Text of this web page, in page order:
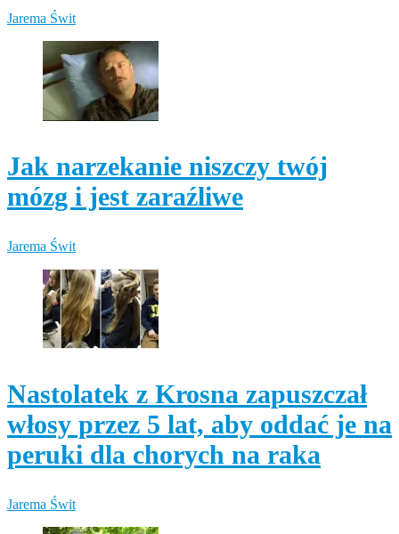
Jarema Świt
Jak narzekanie niszczy twój
mózg i jest zaraźliwe
Jarema Świt
Nastolatek z Krosna zapuszczał
włosy przez 5 lat, aby oddać je na
peruki dla chorych na raka
Jarema Świt